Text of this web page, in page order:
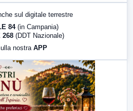
LabNews (replica)
LabNews (replica)
sul digitale terrestre
84 (in Campania)
268 (DDT Nazionale)
nostra APP